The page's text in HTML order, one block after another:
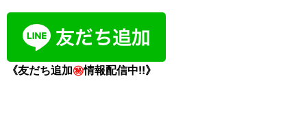
《友だち追加㊙情報配信中!!》